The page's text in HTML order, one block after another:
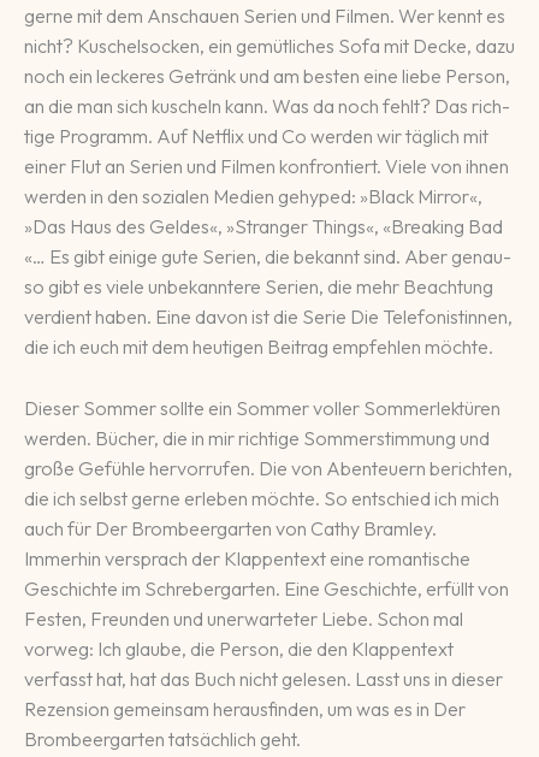
gerne mit dem Anschauen Serien und Filmen. Wer kennt es
nicht? Kuschel­socken, ein ge­müt­li­ches Sofa mit Decke, dazu
noch ein le­cke­res Ge­tränk und am bes­ten eine liebe Person,
an die man sich kuscheln kann. Was da noch fehlt? Das rich­
tige Pro­gramm. Auf Net­flix und Co werden wir täg­lich mit
einer Flut an Se­rien und Fil­men kon­fron­tiert. Viele von ihnen
werden in den sozi­alen Me­dien gehyped: »Black Mirror«,
»Das Haus des Geldes«, »Stranger Things«, «Breaking Bad
«… Es gibt einige gute Serien, die be­kannt sind. Aber genau­
so gibt es viele un­be­kann­tere Serien, die mehr Beachtung
verdient haben. Eine davon ist die Serie Die Telefonistinnen,
die ich euch mit dem heu­ti­gen Bei­trag em­pfeh­len möchte.
Dieser Sommer sollte ein Sommer voller Sommerlektüren
werden. Bücher, die in mir richtige Sommerstimmung und
große Gefühle hervorrufen. Die von Abenteuern berichten,
die ich selbst gerne erleben möchte. So entschied ich mich
auch für Der Brombeergarten von Cathy Bramley.
Immerhin versprach der Klappentext eine romantische
Geschichte im Schrebergarten. Eine Geschichte, erfüllt von
Festen, Freunden und unerwarteter Liebe. Schon mal
vorweg: Ich glaube, die Person, die den Klappentext
verfasst hat, hat das Buch nicht gelesen. Lasst uns in dieser
Rezension gemeinsam herausfinden, um was es in Der
Brombeergarten tatsächlich geht.